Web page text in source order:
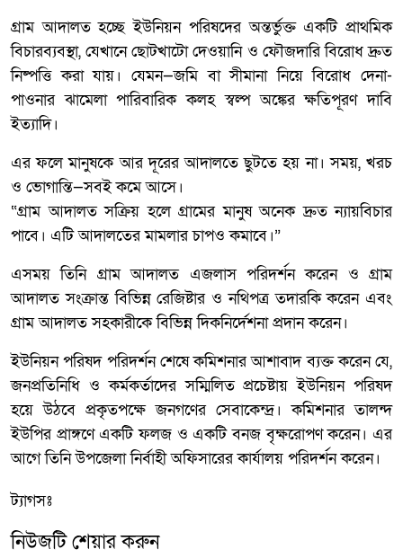
গ্রাম আদালত হচ্ছে ইউনিয়ন পরিষদের অন্তর্ভুক্ত একটি প্রাথমিক
বিচারব্যবস্থা, যেখানে ছোটখাটো দেওয়ানি ও ফৌজদারি বিরোধ দ্রুত
নিষ্পত্তি করা যায়। যেমন—জমি বা সীমানা নিয়ে বিরোধ দেনা-
পাওনার ঝামেলা পারিবারিক কলহ স্বল্প অঙ্কের ক্ষতিপূরণ দাবি
ইত্যাদি।
এর ফলে মানুষকে আর দূরের আদালতে ছুটতে হয় না। সময়, খরচ
ও ভোগান্তি—সবই কমে আসে।
“গ্রাম আদালত সক্রিয় হলে গ্রামের মানুষ অনেক দ্রুত ন্যায়বিচার
পাবে। এটি আদালতের মামলার চাপও কমাবে।”
এসময় তিনি গ্রাম আদালত এজলাস পরিদর্শন করেন ও গ্রাম
আদালত সংক্রান্ত বিভিন্ন রেজিষ্টার ও নথিপত্র তদারকি করেন এবং
গ্রাম আদালত সহকারীকে বিভিন্ন দিকনির্দেশনা প্রদান করেন।
ইউনিয়ন পরিষদ পরিদর্শন শেষে কমিশনার আশাবাদ ব্যক্ত করেন যে,
জনপ্রতিনিধি ও কর্মকর্তাদের সম্মিলিত প্রচেষ্টায় ইউনিয়ন পরিষদ
হয়ে উঠবে প্রকৃতপক্ষে জনগণের সেবাকেন্দ্র। কমিশনার তালন্দ
ইউপির প্রাঙ্গণে একটি ফলজ ও একটি বনজ বৃক্ষরোপণ করেন। এর
আগে তিনি উপজেলা নির্বাহী অফিসারের কার্যালয় পরিদর্শন করেন।
ট্যাগসঃ
নিউজটি শেয়ার করুন